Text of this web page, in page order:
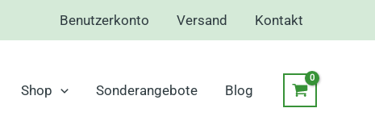
Benutzerkonto Versand Kontakt
Shop Sonderangebote Blog